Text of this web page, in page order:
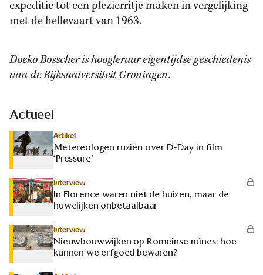
expeditie tot een plezierritje maken in vergelijking
met de hellevaart van 1963.
Doeko Bosscher is hoogleraar eigentijdse geschiedenis
aan de Rijksuniversiteit Groningen.
Actueel
Artikel
Metereologen ruziën over D-Day in film
‘Pressure’
Interview
In Florence waren niet de huizen, maar de
huwelijken onbetaalbaar
Interview
Nieuwbouwwijken op Romeinse ruïnes: hoe
kunnen we erfgoed bewaren?